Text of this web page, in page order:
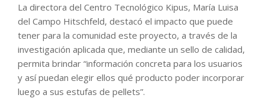
La directora del Centro Tecnológico Kipus, María Luisa
del Campo Hitschfeld, destacó el impacto que puede
tener para la comunidad este proyecto, a través de la
investigación aplicada que, mediante un sello de calidad,
permita brindar “información concreta para los usuarios
y así puedan elegir ellos qué producto poder incorporar
luego a sus estufas de pellets”.